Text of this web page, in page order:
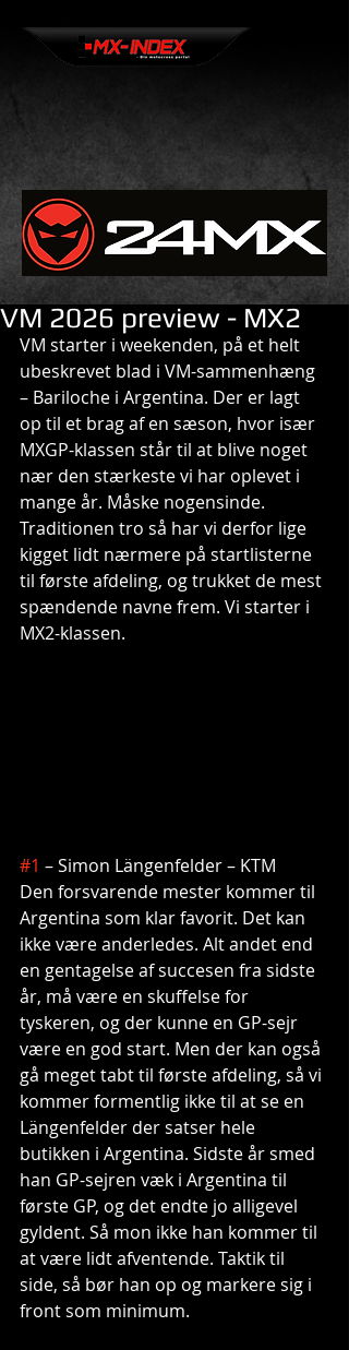
VM 2026 preview - MX2
VM starter i weekenden, på et helt
ubeskrevet blad i VM-sammenhæng
– Bariloche i Argentina. Der er lagt
op til et brag af en sæson, hvor især
MXGP-klassen står til at blive noget
nær den stærkeste vi har oplevet i
mange år. Måske nogensinde.
Traditionen tro så har vi derfor lige
kigget lidt nærmere på startlisterne
til første afdeling, og trukket de mest
spændende navne frem. Vi starter i
MX2-klassen.
#1 – Simon Längenfelder – KTM
Den forsvarende mester kommer til
Argentina som klar favorit. Det kan
ikke være anderledes. Alt andet end
en gentagelse af succesen fra sidste
år, må være en skuffelse for
tyskeren, og der kunne en GP-sejr
være en god start. Men der kan også
gå meget tabt til første afdeling, så vi
kommer formentlig ikke til at se en
Längenfelder der satser hele
butikken i Argentina. Sidste år smed
han GP-sejren væk i Argentina til
første GP, og det endte jo alligevel
gyldent. Så mon ikke han kommer til
at være lidt afventende. Taktik til
side, så bør han op og markere sig i
front som minimum.